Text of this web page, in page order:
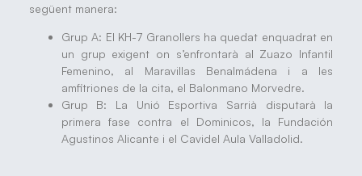
següent manera:
Grup A: El KH-7 Granollers ha quedat enquadrat en
un grup exigent on s’enfrontarà al Zuazo Infantil
Femenino, al Maravillas Benalmádena i a les
amfitriones de la cita, el Balonmano Morvedre.
Grup B: La Unió Esportiva Sarrià disputarà la
primera fase contra el Dominicos, la Fundación
Agustinos Alicante i el Cavidel Aula Valladolid.